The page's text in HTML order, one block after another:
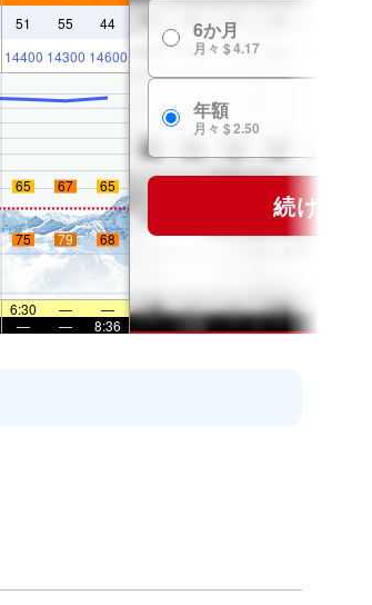
51 55 44
14400 14300 14600
65 67 65
75 79 68
6:30 —
—
— — 8:36
6か月
月々 $ 4.17
年額
月々 $ 2.50
続ける